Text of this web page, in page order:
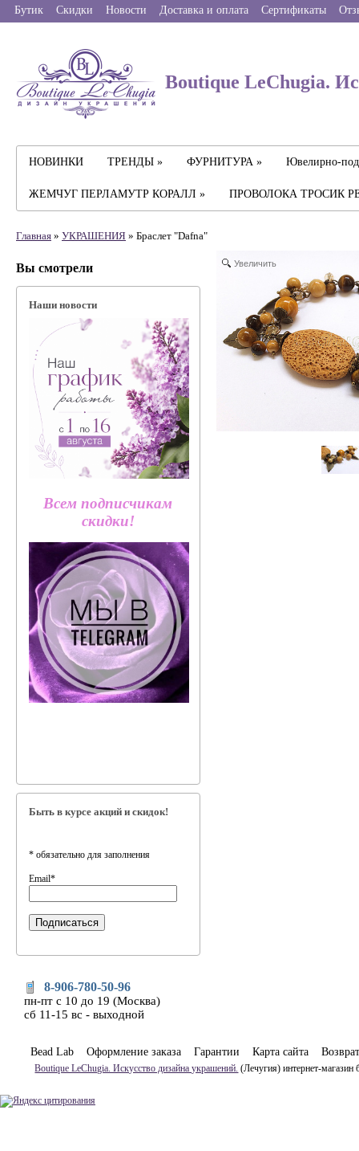
Бутик Скидки Новости Доставка и оплата Сертификаты
Boutique LeChugia.
НОВИНКИ ТРЕНДЫ » ФУРНИТУРА » Ювелирно-
ЖЕМЧУГ ПЕРЛАМУТР КОРАЛЛ » ПРОВОЛОКА ТРОСИК
Главная » УКРАШЕНИЯ » Браслет "Dafna"
Вы смотрели
Наши новости
Всем подписчикам
скидки!
Быть в курсе акций и скидок!
* обязательно для заполнения
Email*
Увеличить
8-906-780-50-96
пн-пт с 10 до 19 (Москва)
сб 11-15 вс - выходной
Bead Lab Оформление заказа Гарантии Карта сайта Возврат
Boutique LeChugia. Искусство дизайна украшений. (Лечугия) интернет-